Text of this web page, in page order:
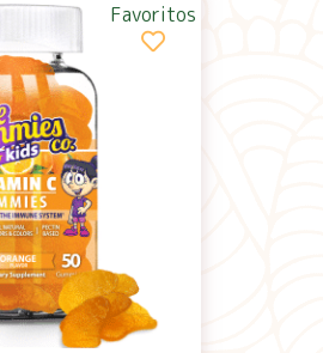
Favoritos